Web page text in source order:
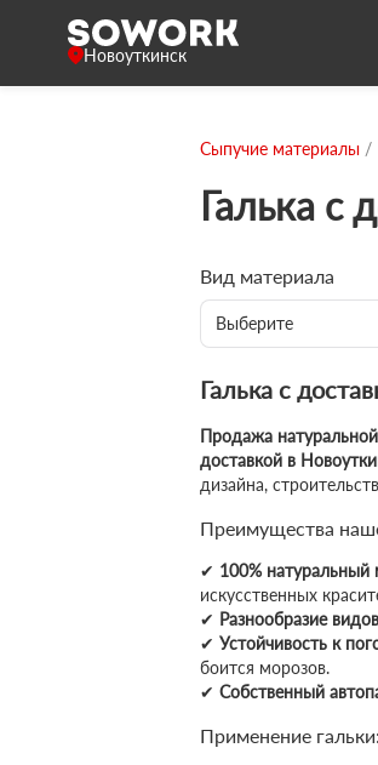
Новоуткинск
Сыпучие материалы
Галька с
Вид материала
Выберите
Галька с
Продажа
доставкой в
дизайна,
Преимущества
✔ 100% натуральный
искусственных
✔ Разнообразие видов
✔ Устойчивость к
боится морозов.
✔ Собственный
Применение гальки: